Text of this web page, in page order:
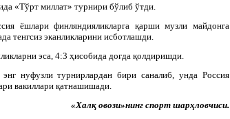
«Тўрт миллат» турнири бўлиб ўтди.
ёшлари финляндияликларга қарши музли майдонга
тенгсиз эканликларини исботлашди.
эса, 4:3 ҳисобида доғда қолдиришди.
нуфузли турнирлардан бири саналиб, унда Россия
вакиллари қатнашишади.
«Халқ овози»нинг спорт шарҳловчиси.